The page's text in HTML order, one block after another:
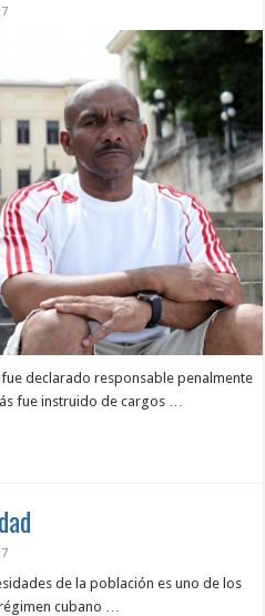
declarado responsable penalmente
fue instruido de cargos …
de la población es uno de los
cubano …